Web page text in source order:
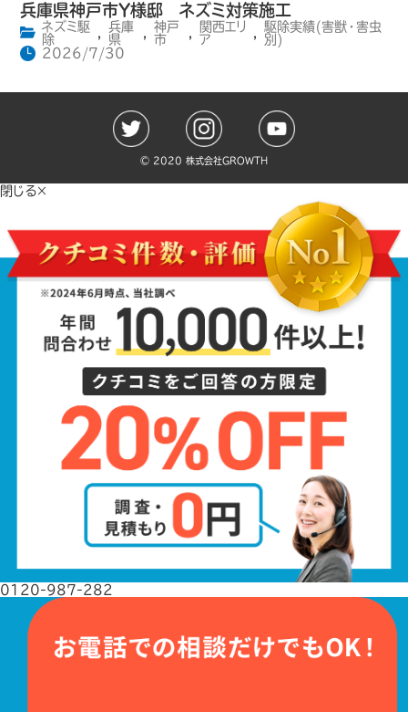
兵庫県神戸市Y様邸 ネズミ対策施工
ネズミ駆
除
兵庫
県
神戸
市
関西エリ
ア
駆除実績(害獣・害虫
別)
2026/7/30
©️ 2020 株式会社GROWTH
閉じる×
0120-987-282